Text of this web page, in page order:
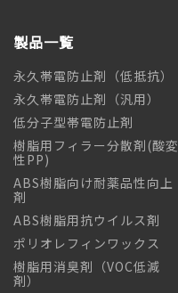
製品一覧
永久帯電防止剤（低抵抗）
永久帯電防止剤（汎用）
低分子型帯電防止剤
樹脂用フィラー分散剤(酸変
性PP)
ABS樹脂向け耐薬品性向上
剤
ABS樹脂用抗ウイルス剤
ポリオレフィンワックス
樹脂用消臭剤（VOC低減
剤）